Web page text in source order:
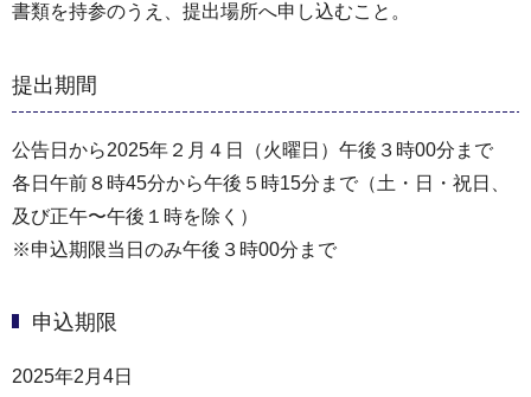
書類を持参のうえ、提出場所へ申し込むこと。
提出期間
公告日から2025年２月４日（火曜日）午後３時00分まで
各日午前８時45分から午後５時15分まで（⼟・⽇・祝⽇、
及び正午〜午後１時を除く）
※申込期限当日のみ午後３時00分まで
申込期限
2025年2月4日